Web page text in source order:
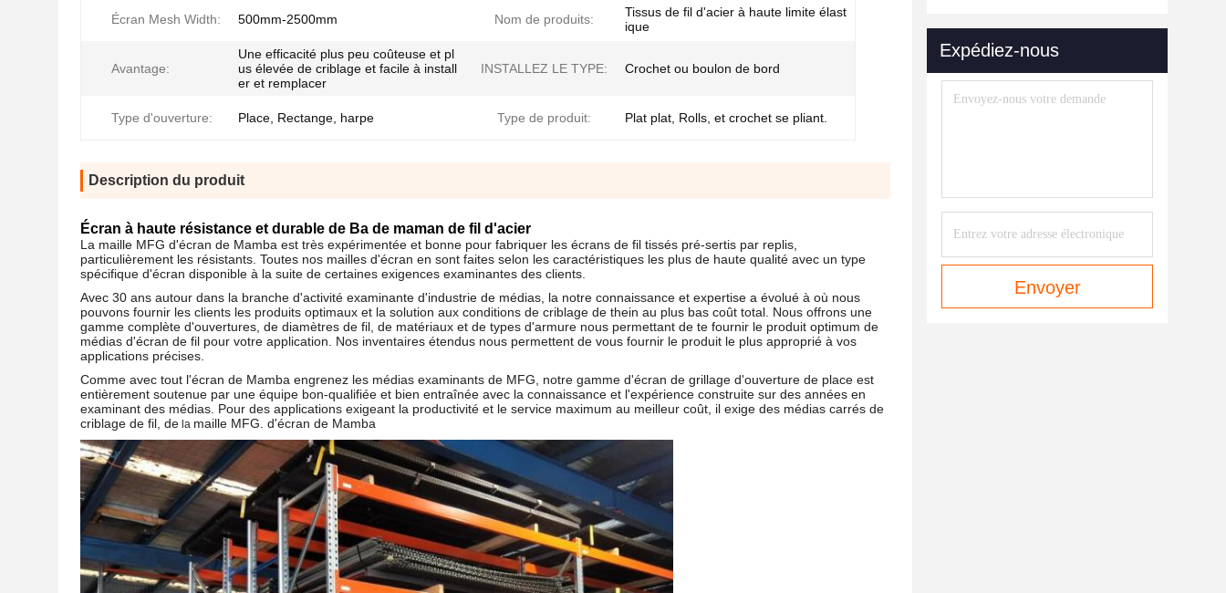
Écran Mesh Width: 500mm-2500mm Nom de produits:
Tissus de fil d'acier à haute limite élast
ique
Avantage:
Une efficacité plus peu coûteuse et pl
us élevée de criblage et facile à install
er et remplacer
INSTALLEZ LE TYPE: Crochet ou boulon de bord
Type d'ouverture: Place, Rectange, harpe Type de produit: Plat plat, Rolls, et crochet se pliant.
Description du produit
Écran à haute résistance et durable de Ba de maman de fil d'acier
La maille MFG d'écran de Mamba est très expérimentée et bonne pour fabriquer les écrans de fil tissés pré-sertis par replis,
particulièrement les résistants. Toutes nos mailles d'écran en sont faites selon les caractéristiques les plus de haute qualité avec un type
spécifique d'écran disponible à la suite de certaines exigences examinantes des clients.
Avec 30 ans autour dans la branche d'activité examinante d'industrie de médias, la notre connaissance et expertise a évolué à où nous
pouvons fournir les clients les produits optimaux et la solution aux conditions de criblage de thein au plus bas coût total. Nous offrons une
gamme complète d'ouvertures, de diamètres de fil, de matériaux et de types d'armure nous permettant de te fournir le produit optimum de
médias d'écran de fil pour votre application. Nos inventaires étendus nous permettent de vous fournir le produit le plus approprié à vos
applications précises.
Comme avec tout l'écran de Mamba engrenez les médias examinants de MFG , notre gamme d'écran de grillage d'ouverture de place est
entièrement soutenue par une équipe bon-qualifiée et bien entraînée avec la connaissance et l'expérience construite sur des années en
examinant des médias. Pour des applications exigeant la productivité et le service maximum au meilleur coût, il exige des médias carrés de
criblage de fil, de la maille MFG. d'écran de Mamba
Expédiez-nous
Envoyer